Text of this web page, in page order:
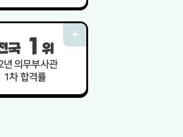
국 1 위
년 의무부사관
1차 합격률